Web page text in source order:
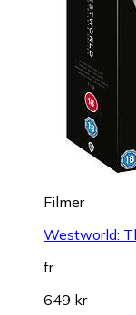
Filmer
Westworld:
fr.
649 kr